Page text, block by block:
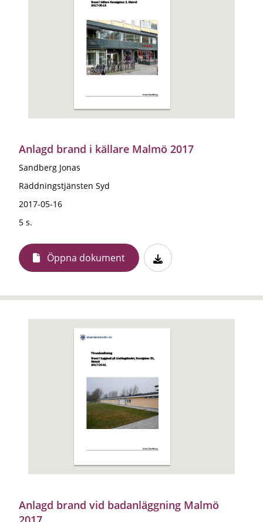
Anlagd brand i källare Malmö 2017
Sandberg Jonas
Räddningstjänsten Syd
2017-05-16
5 s.
Öppna dokument
Anlagd brand vid badanläggning Malmö